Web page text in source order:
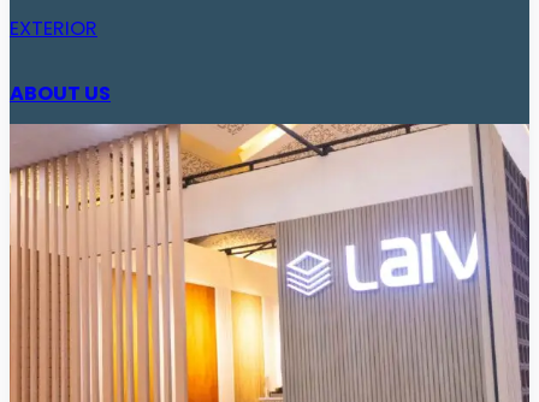
EXTERIOR
ABOUT US